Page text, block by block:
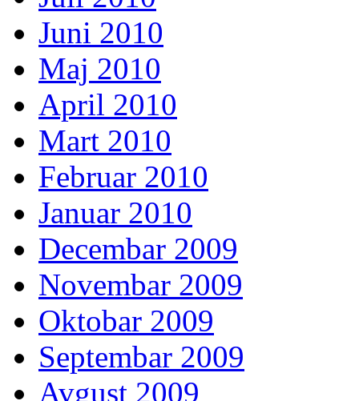
Juni 2010
Maj 2010
April 2010
Mart 2010
Februar 2010
Januar 2010
Decembar 2009
Novembar 2009
Oktobar 2009
Septembar 2009
Avgust 2009